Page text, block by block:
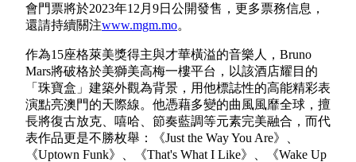
會門票將於2023年12月9日公開發售，更多票務信息，
還請持續關注www.mgm.mo。
作為15座格萊美獎得主與才華橫溢的音樂人，Bruno
Mars將破格於美獅美高梅一樓平台，以該酒店耀目的
「珠寶盒」建築外觀為背景，用他標誌性的高能精彩表
演點亮澳門的天際線。他憑藉多變的曲風風靡全球，擅
長將復古放克、嘻哈、節奏藍調等元素完美融合，而代
表作品更是不勝枚舉：《Just the Way You Are》、
《Uptown Funk》、《That's What I Like》、《Wake Up